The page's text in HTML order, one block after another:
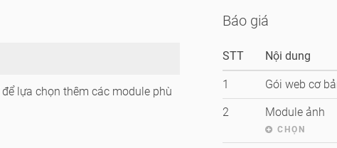
để lựa chọn thêm các module phù
Báo giá
STT Nội dung
1 Gói web cơ
2 Module ảnh
CHỌN